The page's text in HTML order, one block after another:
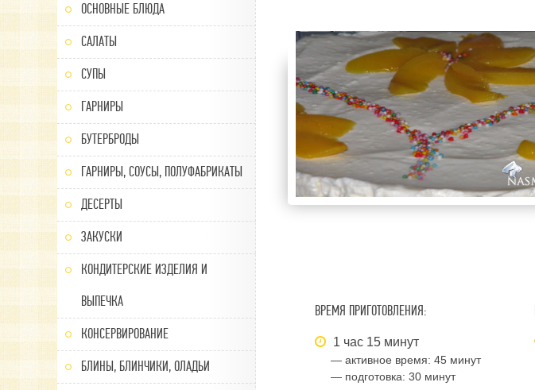
ОСНОВНЫЕ БЛЮДА
САЛАТЫ
СУПЫ
ГАРНИРЫ
БУТЕРБРОДЫ
ГАРНИРЫ, СОУСЫ, ПОЛУФАБРИКАТЫ
ДЕСЕРТЫ
ЗАКУСКИ
КОНДИТЕРСКИЕ ИЗДЕЛИЯ И
ВЫПЕЧКА
КОНСЕРВИРОВАНИЕ
БЛИНЫ, БЛИНЧИКИ, ОЛАДЬИ
ВРЕМЯ ПРИГОТОВЛЕНИЯ:
1 час 15 минут
— активное время: 45 минут
— подготовка: 30 минут